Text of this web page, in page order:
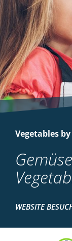
Vegetables
WEBSITE